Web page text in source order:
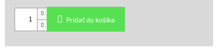
Pridať do košíka